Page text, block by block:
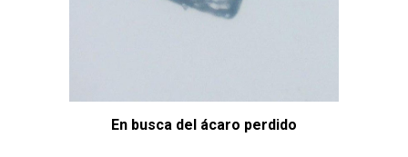
En busca del ácaro perdido